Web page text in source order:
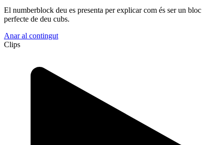
El numberblock deu es presenta per explicar com és ser un bloc
perfecte de deu cubs.
Anar al contingut
Clips